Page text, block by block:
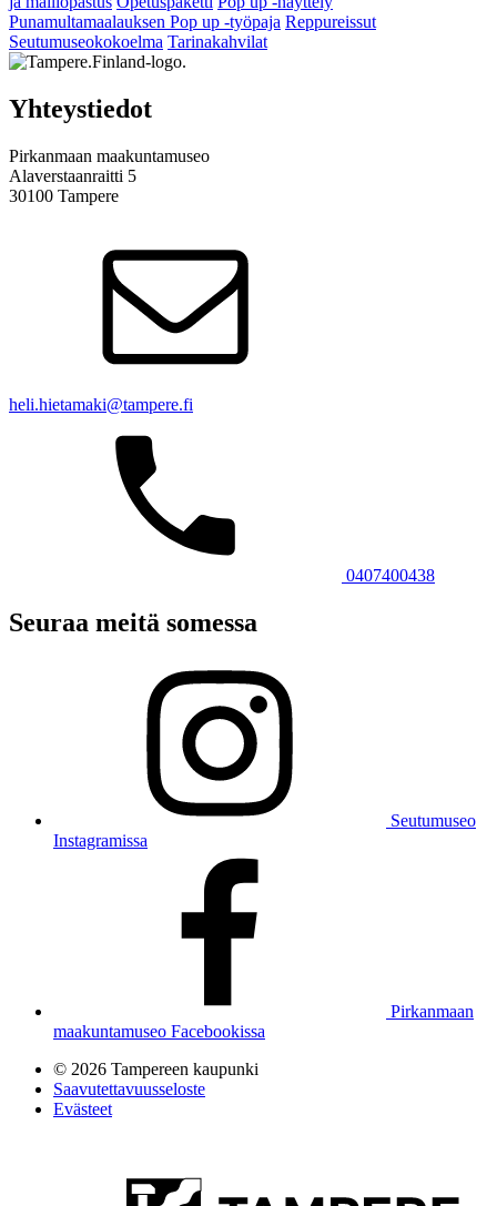
Punamultamaalauksen Pop up -työpaja Reppureissut
Seutumuseokokoelma Tarinakahvilat
Yhteystiedot
Pirkanmaan maakuntamuseo
Alaverstaanraitti 5
30100 Tampere
heli.hietamaki@tampere.fi
0407400438
Seuraa meitä somessa
Seutumuseo
Instagramissa
Pirkanmaan
maakuntamuseo Facebookissa
© 2026 Tampereen kaupunki
Saavutettavuusseloste
Evästeet